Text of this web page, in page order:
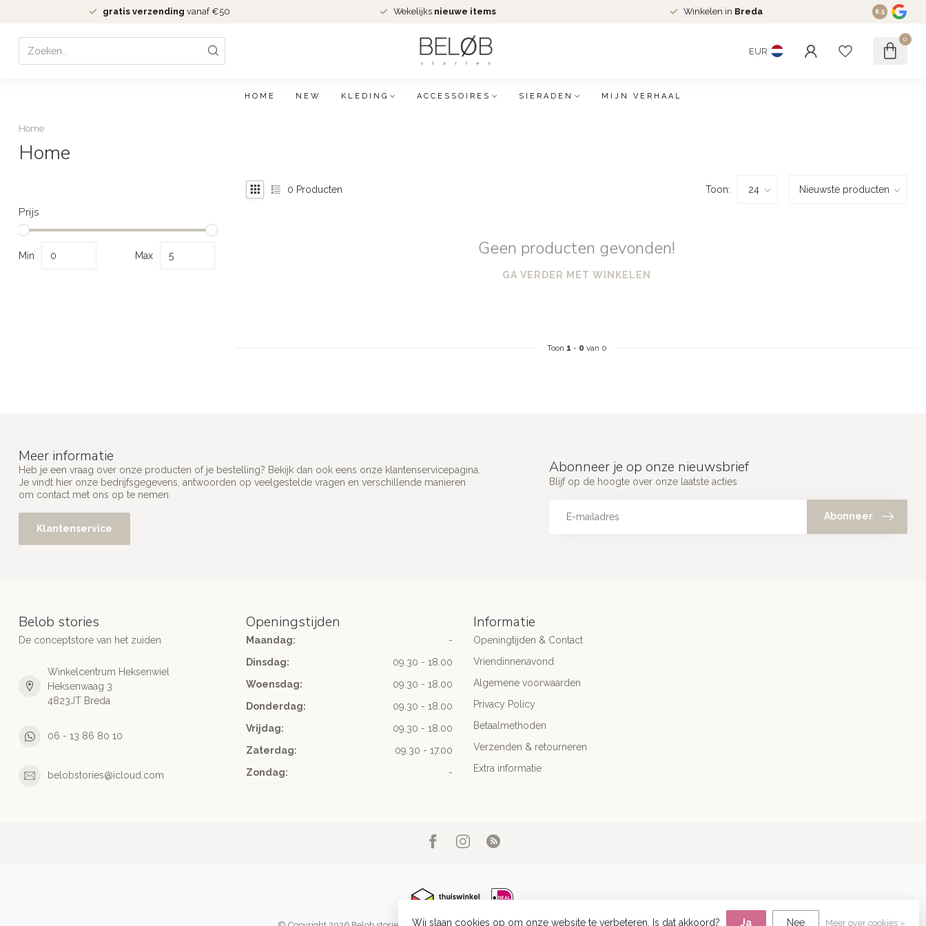
gratis verzending vanaf €50 Wekelijks nieuwe items Winkelen in Breda 8.5
EUR
0
HOME NEW KLEDING ACCESSOIRES SIERADEN MIJN VERHAAL
Home
Home
Prijs
Min Max
0 Producten Toon:
Geen producten gevonden!
GA VERDER MET WINKELEN
Toon 1 - 0 van 0
Meer informatie
Heb je een vraag over onze producten of je bestelling? Bekijk dan ook eens onze klantenservicepagina.
Je vindt hier onze bedrijfsgegevens, antwoorden op veelgestelde vragen en verschillende manieren
om contact met ons op te nemen.
Klantenservice
Abonneer je op onze nieuwsbrief
Blijf op de hoogte over onze laatste acties
Abonneer
Belob stories
De conceptstore van het zuiden
Winkelcentrum Heksenwiel
Heksenwaag 3
4823JT Breda
06 - 13 86 80 10
belobstories@icloud.com
Openingstijden
Maandag:
-
Dinsdag:
09.30 - 18.00
Woensdag:
09.30 - 18.00
Donderdag:
09.30 - 18.00
Vrijdag:
09.30 - 18.00
Zaterdag:
09.30 - 17.00
Zondag:
-
Informatie
Openingtijden & Contact
Vriendinnenavond
Algemene voorwaarden
Privacy Policy
Betaalmethoden
Verzenden & retourneren
Extra informatie
Wij slaan cookies op om onze website te verbeteren. Is dat akkoord? Ja Nee Meer over cookies »